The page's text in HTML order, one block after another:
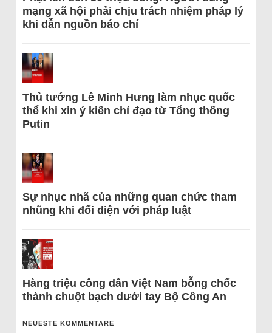
mạng xã hội phải chịu trách nhiệm pháp lý
khi dẫn nguồn báo chí
Thủ tướng Lê Minh Hưng làm nhục quốc
thể khi xin ý kiến chỉ đạo từ Tổng thống
Putin
Sự nhục nhã của những quan chức tham
nhũng khi đối diện với pháp luật
Hàng triệu công dân Việt Nam bỗng chốc
thành chuột bạch dưới tay Bộ Công An
NEUESTE KOMMENTARE